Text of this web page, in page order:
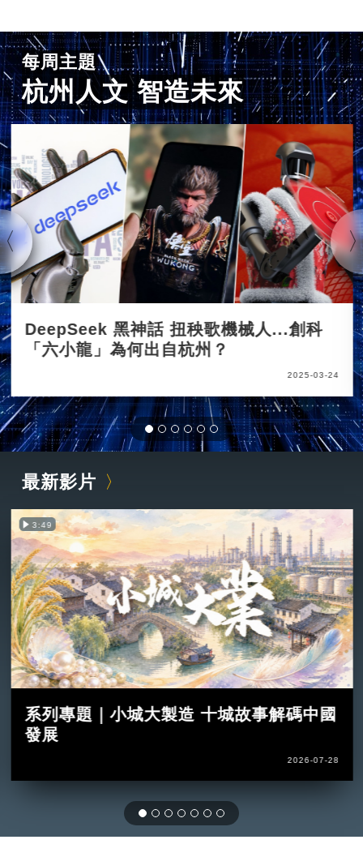
每周主題
杭州人文 智造未來
DeepSeek 黑神話 扭秧歌機械人...創科
「六小龍」為何出自杭州？
2025-03-24
最新影片
3:49
系列專題｜小城大製造 十城故事解碼中國
發展
2026-07-28